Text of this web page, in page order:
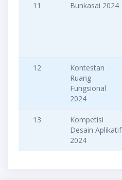
11 Bunkasai 2024
12
Kontestan
Ruang
Fungsional
2024
13
Kompetisi
Desain Aplikatif
2024